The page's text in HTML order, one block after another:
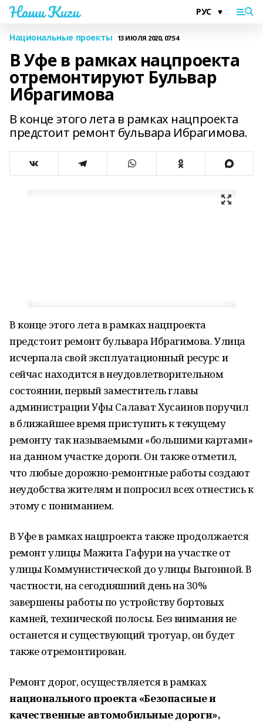
Наши Киги
Национальные проекты 13 ИЮЛЯ 2020, 07:54
В Уфе в рамках нацпроекта
отремонтируют Бульвар
Ибрагимова
В конце этого лета в рамках нацпроекта
предстоит ремонт бульвара Ибрагимова.
В конце этого лета в рамках нацпроекта
предстоит ремонт бульвара Ибрагимова. Улица
исчерпала свой эксплуатационный ресурс и
сейчас находится в неудовлетворительном
состоянии, первый заместитель главы
администрации Уфы Салават Хусаинов поручил
в ближайшее время приступить к текущему
ремонту так называемыми «большими картами»
на данном участке дороги. Он также отметил,
что любые дорожно-ремонтные работы создают
неудобства жителям и попросил всех отнестись к
этому с пониманием.
В Уфе в рамках нацпроекта также продолжается
ремонт улицы Мажита Гафури на участке от
улицы Коммунистической до улицы Выгонной. В
частности, на сегодняшний день на 30%
завершены работы по устройству бортовых
камней, технической полосы. Без внимания не
останется и существующий тротуар, он будет
также отремонтирован.
Ремонт дорог, осуществляется в рамках
национального проекта «Безопасные и
качественные автомобильные дороги»,